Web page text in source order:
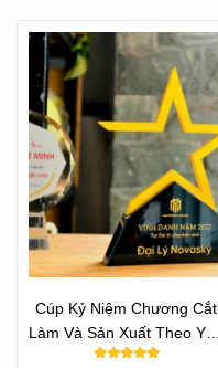
Cúp Kỷ Niệm Chương Cắt
Làm Và Sản Xuất Theo Yêu
Cầu - Mẫu Ngôi Sao